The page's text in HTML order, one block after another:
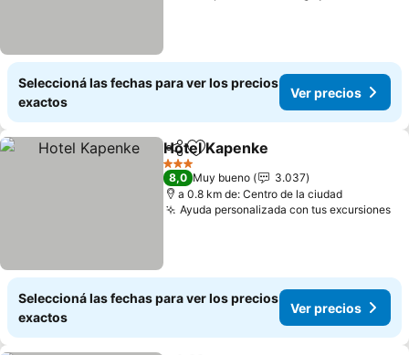
Seleccioná las fechas para ver los precios
exactos
Ver precios
CompartirAñadir a favoritos
Hotel Kapenke
3 Estrellas
8,0 Muy bueno
3.037
a 0.8 km de: Centro de la ciudad
Ayuda personalizada con tus excursiones
Seleccioná las fechas para ver los precios
exactos
Ver precios